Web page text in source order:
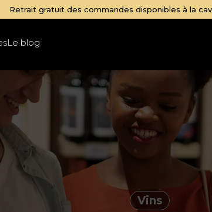
Votre e-sommelier personnel en temps réel
Le blog
Vins